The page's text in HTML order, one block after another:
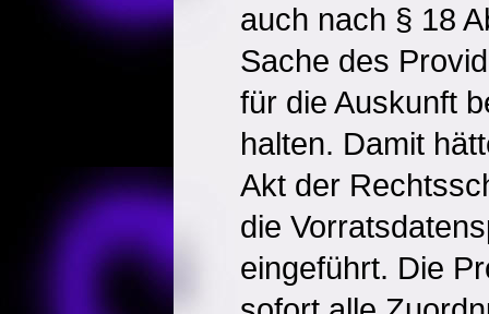
auch nach § 18
Sache des
für die Auskunft
halten. Damit
Akt der
die
eingeführt. Die